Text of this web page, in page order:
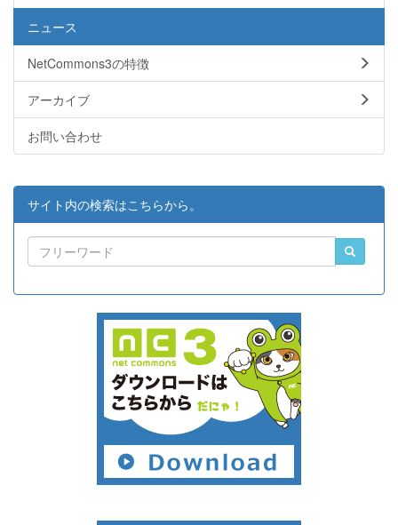
ニュース
NetCommons3の特徴
アーカイブ
お問い合わせ
サイト内の検索はこちらから。